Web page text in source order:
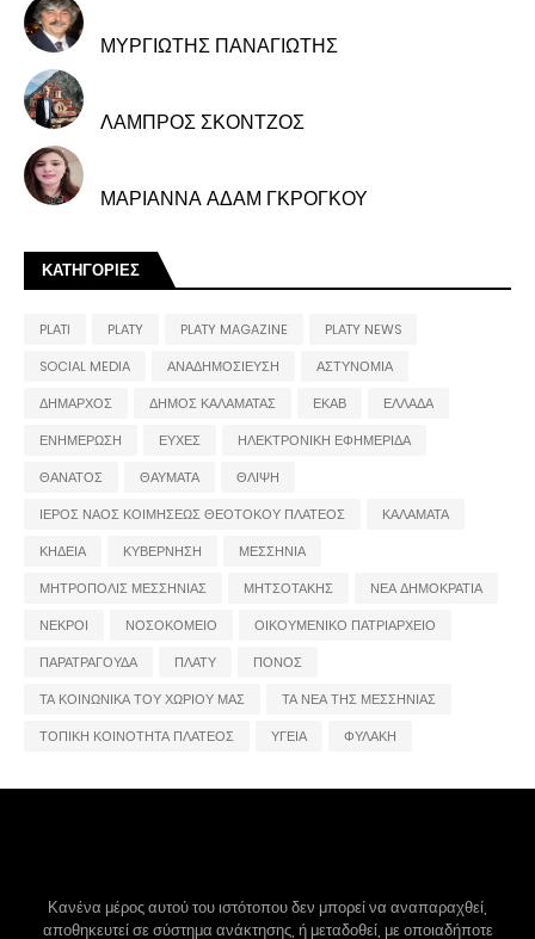
ΜΥΡΓΙΩΤΗΣ ΠΑΝΑΓΙΩΤΗΣ
ΛΑΜΠΡΟΣ ΣΚΟΝΤΖΟΣ
ΜΑΡΙΑΝΝΑ ΑΔΑΜ ΓΚΡΟΓΚΟΥ
ΚΑΤΗΓΟΡΙΕΣ
PLATI PLATY PLATY MAGAZINE
PLATY NEWS
SOCIAL MEDIA
ΑΝΑΔΗΜΟΣΙΕΥΣΗ
ΑΣΤΥΝΟΜΙΑ
ΔΗΜΑΡΧΟΣ
ΔΗΜΟΣ ΚΑΛΑΜΑΤΑΣ ΕΚΑΒ
ΕΛΛΑΔΑ
ΕΝΗΜΕΡΩΣΗ
ΕΥΧΕΣ
ΗΛΕΚΤΡΟΝΙΚΗ ΕΦΗΜΕΡΙΔΑ
ΘΑΝΑΤΟΣ
ΘΑΥΜΑΤΑ
ΘΛΙΨΗ
ΙΕΡΟΣ ΝΑΟΣ ΚΟΙΜΗΣΕΩΣ ΘΕΟΤΟΚΟΥ ΠΛΑΤΕΟΣ
ΚΑΛΑΜΑΤΑ
ΚΗΔΕΙΑ
ΚΥΒΕΡΝΗΣΗ
ΜΕΣΣΗΝΙΑ
ΜΗΤΡΟΠΟΛΙΣ ΜΕΣΣΗΝΙΑΣ
ΜΗΤΣΟΤΑΚΗΣ
ΝΕΑ ΔΗΜΟΚΡΑΤΙΑ
ΝΕΚΡΟΙ
ΝΟΣΟΚΟΜΕΙΟ
ΟΙΚΟΥΜΕΝΙΚΟ ΠΑΤΡΙΑΡΧΕΙΟ
ΠΑΡΑΤΡΑΓΟΥΔΑ
ΠΛΑΤΥ
ΠΟΝΟΣ
ΤΑ ΚΟΙΝΩΝΙΚΑ ΤΟΥ ΧΩΡΙΟΥ ΜΑΣ
ΤΑ ΝΕΑ ΤΗΣ ΜΕΣΣΗΝΙΑΣ
ΤΟΠΙΚΗ ΚΟΙΝΟΤΗΤΑ ΠΛΑΤΕΟΣ
ΥΓΕΙΑ ΦΥΛΑΚΗ
Κανένα μέρος αυτού του ιστότοπου δεν μπορεί να αναπαραχθεί,
αποθηκευτεί σε σύστημα ανάκτησης, ή μεταδοθεί, με οποιαδήποτε